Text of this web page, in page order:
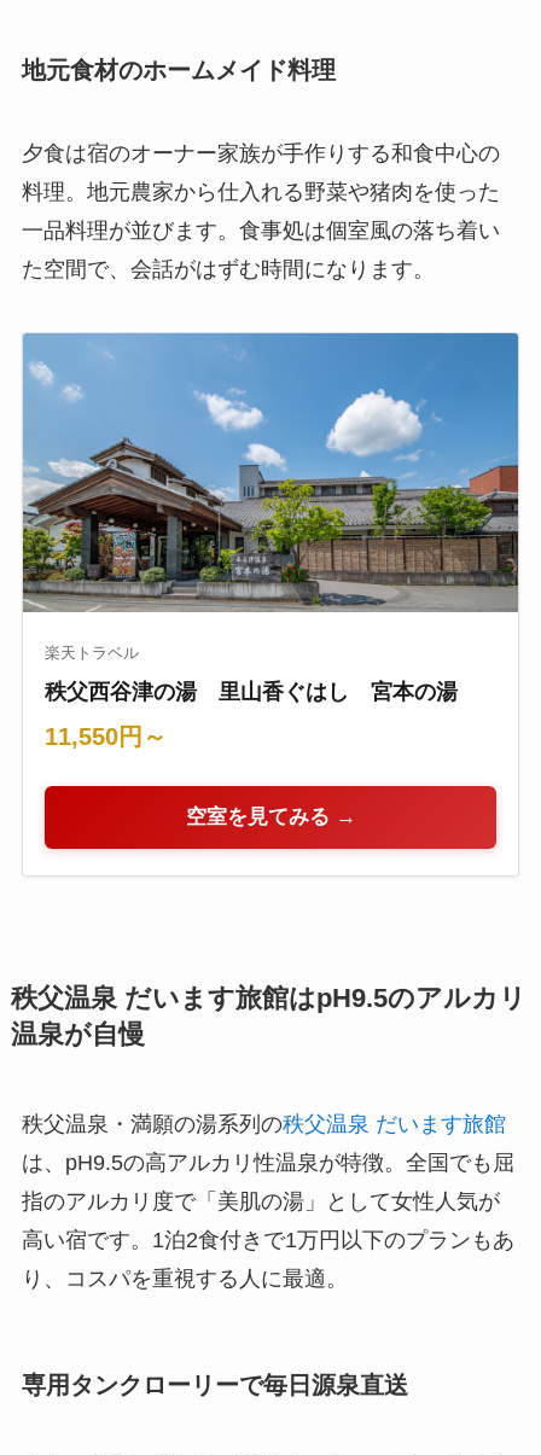
地元食材のホームメイド料理
夕食は宿のオーナー家族が手作りする和食中心の
料理。地元農家から仕入れる野菜や猪肉を使った
一品料理が並びます。食事処は個室風の落ち着い
た空間で、会話がはずむ時間になります。
楽天トラベル
秩父西谷津の湯 里山香ぐはし 宮本の湯
11,550円～
空室を見てみる →
秩父温泉 だいます旅館はpH9.5のアルカリ
温泉が自慢
秩父温泉・満願の湯系列の秩父温泉 だいます旅館
は、pH9.5の高アルカリ性温泉が特徴。全国でも屈
指のアルカリ度で「美肌の湯」として女性人気が
高い宿です。1泊2食付きで1万円以下のプランもあ
り、コスパを重視する人に最適。
専用タンクローリーで毎日源泉直送